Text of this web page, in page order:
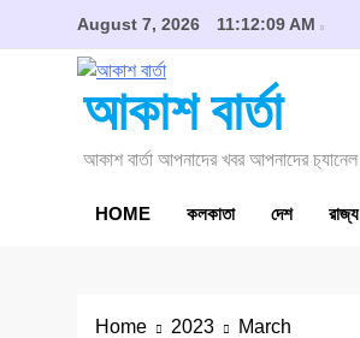
August 7, 2026 11:12:09 AM
আকাশ বার্তা
আকাশ বার্তা আপনাদের খবর আপনাদের চ‍্যানেল
HOME কলকাতা দেশ রাজ্য
Home 2023 March